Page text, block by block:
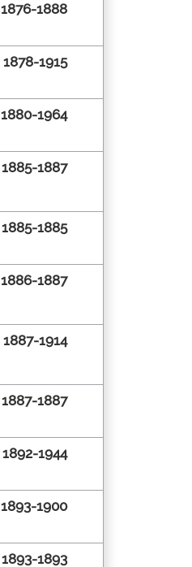
1876-1888
1878-1915
1880-1964
1885-1887
1885-1885
1886-1887
1887-1914
1887-1887
1892-1944
1893-1900
1893-1893